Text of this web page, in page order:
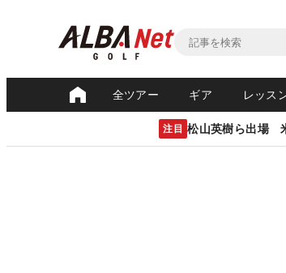
全ツアー ギア レッス
注目 松山英樹ら出場